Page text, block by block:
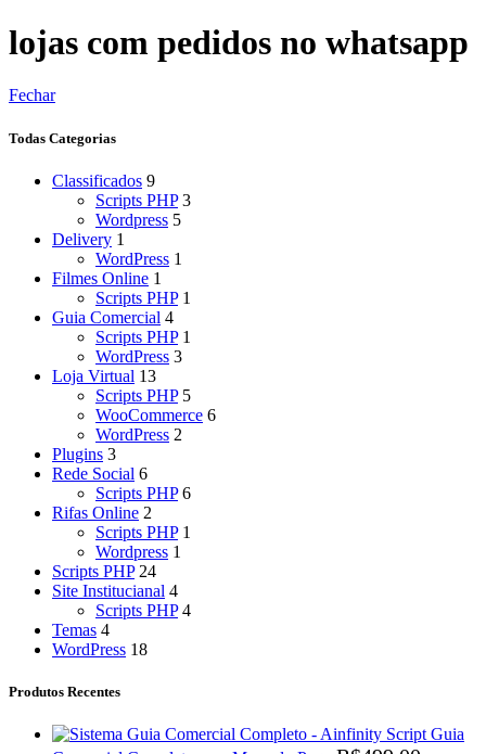
lojas com pedidos no whatsapp
Fechar
Todas Categorias
Classificados 9
Scripts PHP 3
Wordpress 5
Delivery 1
WordPress 1
Filmes Online 1
Scripts PHP 1
Guia Comercial 4
Scripts PHP 1
WordPress 3
Loja Virtual 13
Scripts PHP 5
WooCommerce 6
WordPress 2
Plugins 3
Rede Social 6
Scripts PHP 6
Rifas Online 2
Scripts PHP 1
Wordpress 1
Scripts PHP 24
Site Institucianal 4
Scripts PHP 4
Temas 4
WordPress 18
Produtos Recentes
Script Guia